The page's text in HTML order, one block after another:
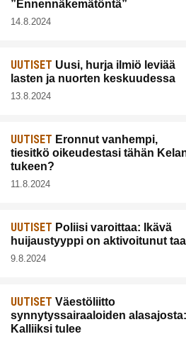
”Ennennäkemätöntä”
14.8.2024
UUTISET Uusi, hurja ilmiö leviää
lasten ja nuorten keskuudessa
13.8.2024
UUTISET Eronnut vanhempi,
tiesitkö oikeudestasi tähän
tukeen?
11.8.2024
UUTISET Poliisi varoittaa: Ikävä
huijaustyyppi on aktivoitunut
9.8.2024
UUTISET Väestöliitto
synnytyssairaaloiden alasajosta:
Kalliiksi tulee